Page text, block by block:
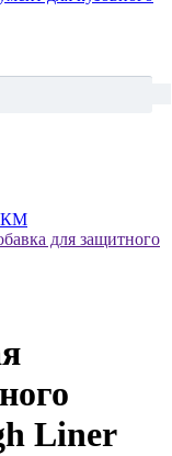
для защитного
Liner